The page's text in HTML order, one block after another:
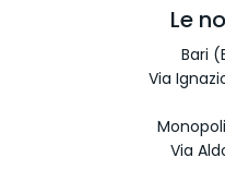
Le
Bari
Via
Via